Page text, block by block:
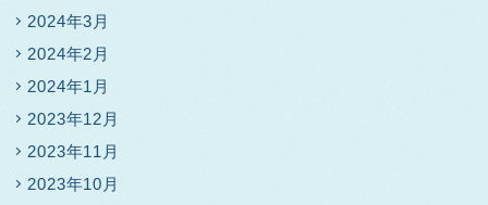
2024年3月
2024年2月
2024年1月
2023年12月
2023年11月
2023年10月